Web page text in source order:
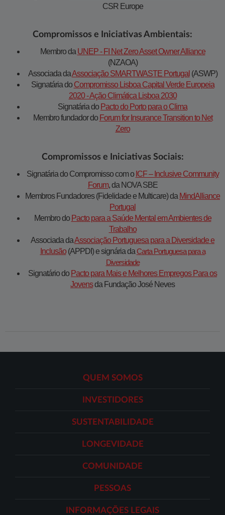
CSR Europe​​
Compromissos e Iniciativas Ambientais:
Membro da UNEP - FI Net Zero Asset Owner Alliance
(NZAOA)
Associada daAssociação SMARTWASTE Portugal (ASWP)
Signatária do Compromisso Lisboa Capital Verde Europeia
2020 - Ação Climática Lisboa 2030​
Signatária do Pacto do Porto para o Clima
Membro fundador do Forum for Insurance Transition to Net
Zero​​
Compromissos e Iniciativas Sociais:
Signatária do Compromisso com o ICF – Inclusive Community
Forum, da NOVA SBE
Membros Fundadores (Fidelidade e Multicare) da MindAlliance
Portugal
Membro do Pacto para a Saúde Mental em Ambientes de
Trabalho
Associada daAssociação Portuguesa para a Diversidade e
Inclusão(APPDI) e signária da Carta Portuguesa para a
Diversidade​
Signatário do Pacto para Mais e Melhores Empregos Para os
Jovens​da Fundação José Neves
QUEM SOMOS
INVESTIDORES
SUSTENTABILIDADE
LONGEVIDADE
COMUNIDADE
PESSOAS
INFORMAÇÕES LEGAIS